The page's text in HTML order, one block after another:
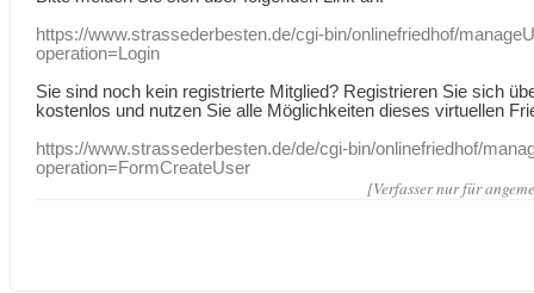
https://www.strassederbesten.de/cgi-bin/onlinefriedhof/
operation=Login
Sie sind noch kein registrierte Mitglied? Registrieren Sie sich
kostenlos und nutzen Sie alle Möglichkeiten dieses virtuellen
https://www.strassederbesten.de/de/cgi-bin/onlinefriedhof/
operation=FormCreateUser
[Verfasser nur für